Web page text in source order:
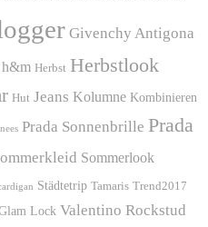
Givenchy Antigona
h&m Herbst Herbstlook
Hut Jeans Kolumne Kombinieren
Prada Sonnenbrille Prada
Sommerlook
Städtetrip Tamaris Trend2017
Lock Valentino Rockstud